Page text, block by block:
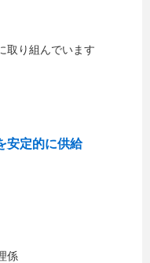
取り組んでいます
安定的に供給
係